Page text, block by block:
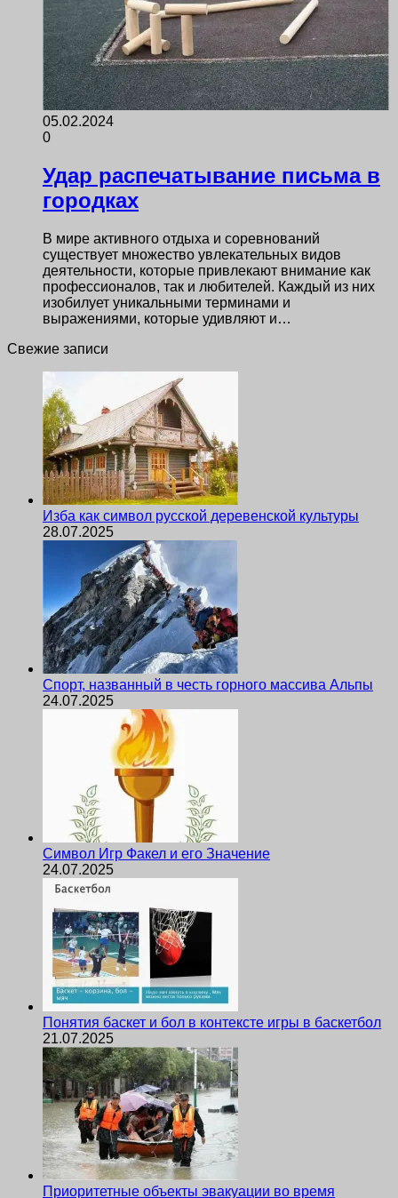
05.02.2024
0
Удар распечатывание письма в
городках
В мире активного отдыха и соревнований
существует множество увлекательных видов
деятельности, которые привлекают внимание как
профессионалов, так и любителей. Каждый из них
изобилует уникальными терминами и
выражениями, которые удивляют и…
Свежие записи
Изба как символ русской деревенской культуры
28.07.2025
Спорт, названный в честь горного массива Альпы
24.07.2025
Символ Игр Факел и его Значение
24.07.2025
Понятия баскет и бол в контексте игры в баскетбол
21.07.2025
Приоритетные объекты эвакуации во время